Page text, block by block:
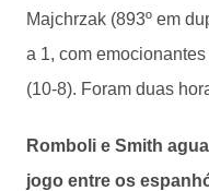
Majchrzak (893º em
a 1, com
(10-8). Foram duas
Romboli e Smith
jogo entre os